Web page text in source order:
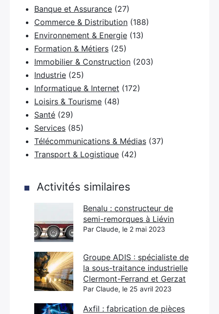
Banque et Assurance (27)
Commerce & Distribution (188)
Environnement & Energie (13)
Formation & Métiers (25)
Immobilier & Construction (203)
Industrie (25)
Informatique & Internet (172)
Loisirs & Tourisme (48)
Santé (29)
Services (85)
Télécommunications & Médias (37)
Transport & Logistique (42)
Activités similaires
Benalu : constructeur de
semi-remorques à Liévin
Par Claude, le 2 mai 2023
Groupe ADIS : spécialiste de
la sous-traitance industrielle
Clermont-Ferrand et Gerzat
Par Claude, le 25 avril 2023
Axfil : fabrication de pièces
Rechercher
: